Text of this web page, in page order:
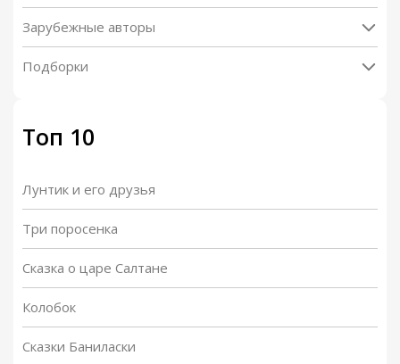
Зарубежные авторы
Подборки
Топ 10
Лунтик и его друзья
Три поросенка
Сказка о царе Салтане
Колобок
Сказки Баниласки